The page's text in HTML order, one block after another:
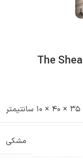
35 × 40 × 10 سانتیمتر
مشکی